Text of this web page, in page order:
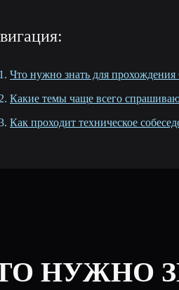
Что нужно знать для прохождения
Какие темы чаще всего
Как проходит техническое
НУЖНО